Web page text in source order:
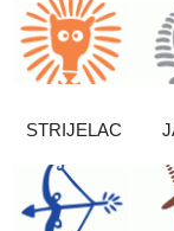
STRIJELAC